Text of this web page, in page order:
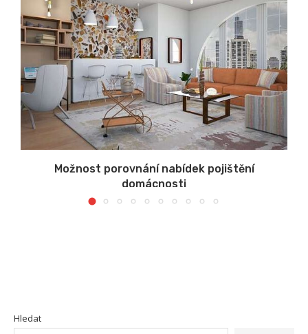
Možnost porovnání nabídek pojištění
domácnosti
Hledat